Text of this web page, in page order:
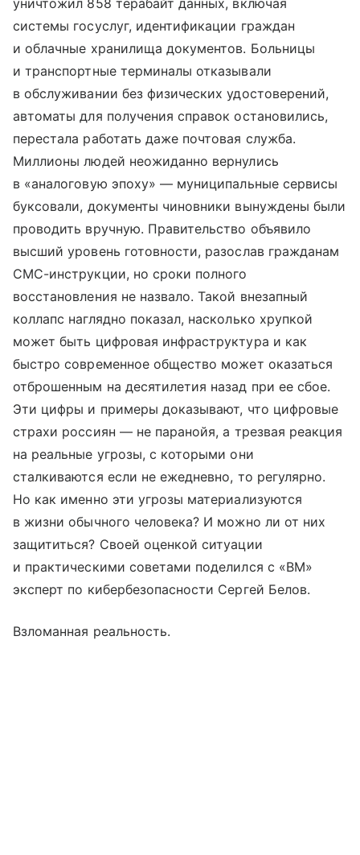
уничтожил 858 терабайт данных, включая
системы госуслуг, идентификации граждан
и облачные хранилища документов. Больницы
и транспортные терминалы отказывали
в обслуживании без физических удостоверений,
автоматы для получения справок остановились,
перестала работать даже почтовая служба.
Миллионы людей неожиданно вернулись
в «аналоговую эпоху» — муниципальные сервисы
буксовали, документы чиновники вынуждены были
проводить вручную. Правительство объявило
высший уровень готовности, разослав гражданам
СМС-инструкции, но сроки полного
восстановления не назвало. Такой внезапный
коллапс наглядно показал, насколько хрупкой
может быть цифровая инфраструктура и как
быстро современное общество может оказаться
отброшенным на десятилетия назад при ее сбое.
Эти цифры и примеры доказывают, что цифровые
страхи россиян — не паранойя, а трезвая реакция
на реальные угрозы, с которыми они
сталкиваются если не ежедневно, то регулярно.
Но как именно эти угрозы материализуются
в жизни обычного человека? И можно ли от них
защититься? Своей оценкой ситуации
и практическими советами поделился с «ВМ»
эксперт по кибербезопасности Сергей Белов.
Взломанная реальность.